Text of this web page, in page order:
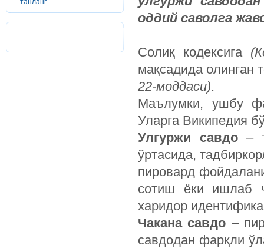
танланг
оддий саволга
Солиқ кодексига (
мақсадида олинган
22-моддаси).
Маълумки, ушбу
Уларга Википедия
Улгуржи савдо–
ўртасида,
пировард
сотиш ёки ишлаб
харидор
Чакана савдо –
савдодан фарқли